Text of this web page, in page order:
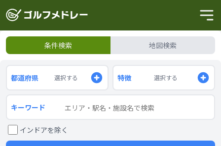
条件検索 地図検索
都道府県 選択する 特徴 選択する
キーワード
インドアを除く